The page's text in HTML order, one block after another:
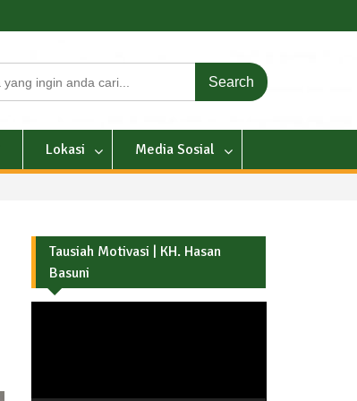
Lokasi Media Sosial
Tausiah Motivasi | KH. Hasan
Basuni